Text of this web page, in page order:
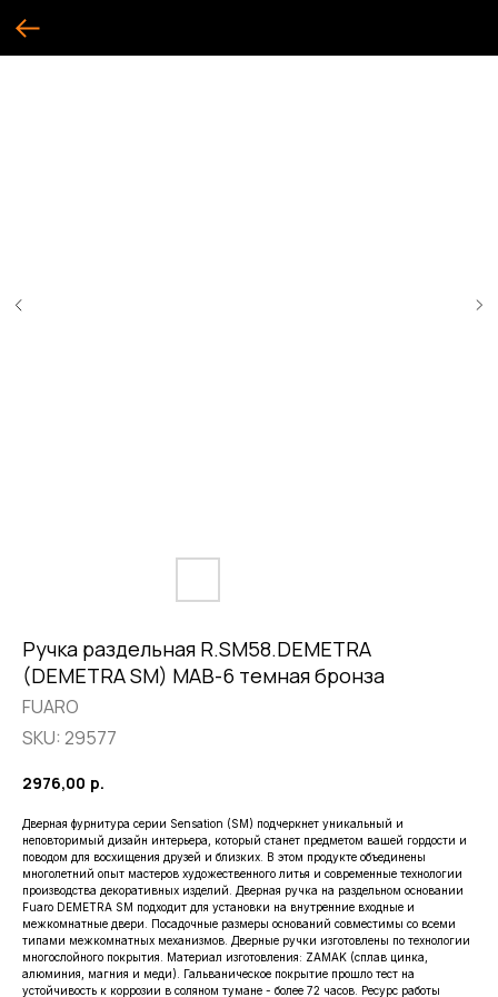
Ручка раздельная R.SM58.DEMETRA
(DEMETRA SM) MAB-6 темная бронза
FUARO
SKU: 29577
2976,00 р.
Дверная фурнитура серии Sensation (SM) подчеркнет уникальный и
неповторимый дизайн интерьера, который станет предметом вашей гордости и
поводом для восхищения друзей и близких. В этом продукте объединены
многолетний опыт мастеров художественного литья и современные технологии
производства декоративных изделий. Дверная ручка на раздельном основании
Fuaro DEMETRA SM подходит для установки на внутренние входные и
межкомнатные двери. Посадочные размеры оснований совместимы со всеми
типами межкомнатных механизмов. Дверные ручки изготовлены по технологии
многослойного покрытия. Материал изготовления: ZAMAK (сплав цинка,
алюминия, магния и меди). Гальваническое покрытие прошло тест на
устойчивость к коррозии в соляном тумане - более 72 часов. Ресурс работы